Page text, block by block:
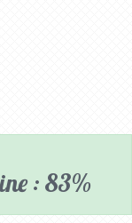
: 83%